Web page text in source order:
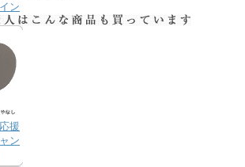
ン
援
ン